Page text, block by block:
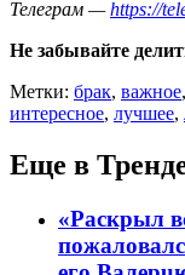
Телеграм —https://
Не забывайте
Метки: брак, важное,
интересное, лучшее,
Еще в
«Раскрыл